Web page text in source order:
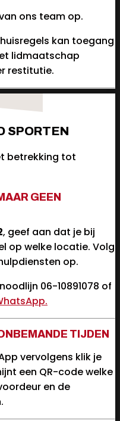
ons team op.
kan toegang
lidmaatschap
restitutie.
SPORTEN
betrekking tot
GEEN
, geef aan dat je bij
op welke locatie. Volg
op.
06-10891078 of
TIJDEN
vervolgens klik je
een QR-code welke
en de